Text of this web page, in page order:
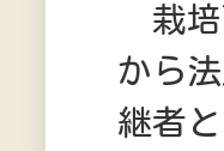
栽培
から
継者